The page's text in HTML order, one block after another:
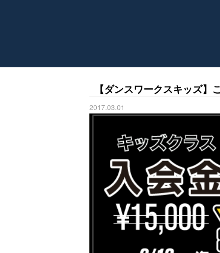
【ダンスワークスキッズ
2017.03.01